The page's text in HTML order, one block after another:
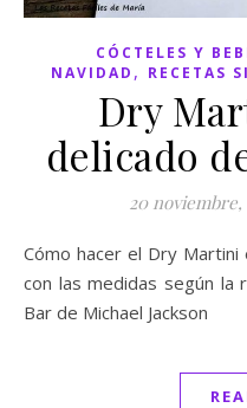
CÓCTELES Y
NAVIDAD , RECETAS
Dry
delicado
20 noviembre,
Cómo hacer el Dry Martini el más delicado de los Cócteles
con las medidas según la
Bar de Michael Jackson